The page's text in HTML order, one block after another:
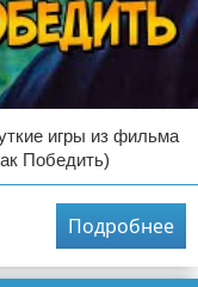
игры из фильма
Победить)
Подробнее